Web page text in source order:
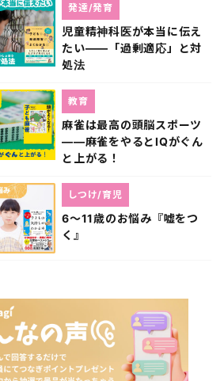
児童精神科医が本当に伝え
たい――「過剰適応」と対
処法
発達/発育
麻雀は最高の頭脳スポーツ
――麻雀をやるとIQがぐん
と上がる！
教育
6～11歳のお悩み『嘘をつ
く』
しつけ/育児